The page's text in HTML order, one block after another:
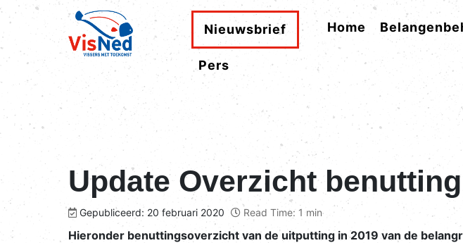
Nieuwsbrief Home
Pers
Update Overzicht
Gepubliceerd: 20 februari 2020 Read Time: 1 min
Hieronder benuttingsoverzicht van de uitputting in 2019 van de